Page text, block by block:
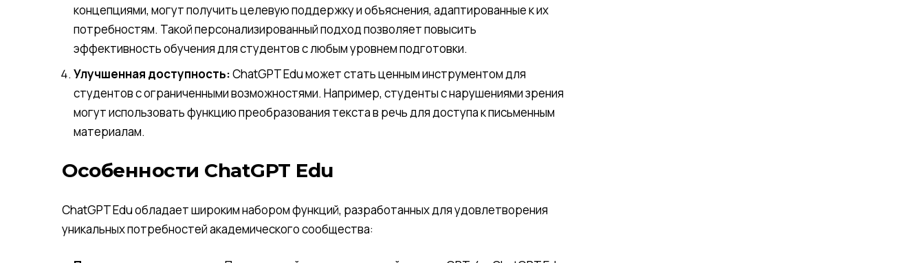
концепциями, могут получить целевую поддержку и объяснения, адаптированные к их
потребностям. Такой персонализированный подход позволяет повысить
эффективность обучения для студентов с любым уровнем подготовки.
Улучшенная доступность:ChatGPT Edu может стать ценным инструментом для
студентов с ограниченными возможностями. Например, студенты с нарушениями зрения
могут использовать функцию преобразования текста в речь для доступа к письменным
материалам.
Особенности ChatGPT Edu
ChatGPT Edu обладает широким набором функций, разработанных для удовлетворения
уникальных потребностей академического сообщества: